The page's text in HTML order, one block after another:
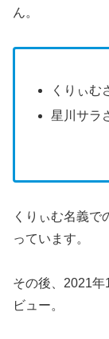
ん。
くりぃむ
星川サラ
くりぃむ名義で
っています。
その後、2021
ビュー。